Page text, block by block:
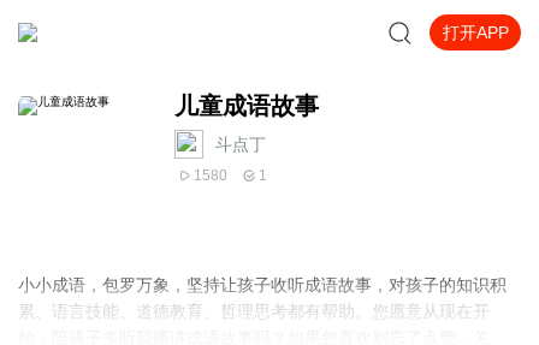
打开APP
儿童成语故事
斗点丁
1580 1
小小成语，包罗万象，坚持让孩子收听成语故事，对孩子的知识积
累、语言技能、道德教育、哲理思考都有帮助。您愿意从现在开